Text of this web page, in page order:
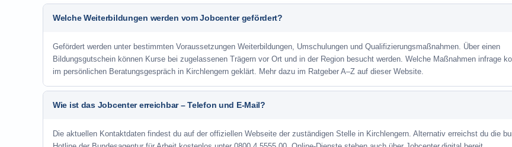
Welche Weiterbildungen werden vom Jobcenter gefördert?
Gefördert werden unter bestimmten Voraussetzungen Weiterbildungen, Umschulungen und Qualifizierungsmaßnahmen. Über einen
Bildungsgutschein können Kurse bei zugelassenen Trägern vor Ort und in der Region besucht werden. Welche Maßnahmen infrage
im persönlichen Beratungsgespräch in Kirchlengern geklärt. Mehr dazu im Ratgeber A–Z auf dieser Website.
Wie ist das Jobcenter erreichbar – Telefon und E-Mail?
Die aktuellen Kontaktdaten findest du auf der offiziellen Webseite der zuständigen Stelle in Kirchlengern. Alternativ erreichst du die